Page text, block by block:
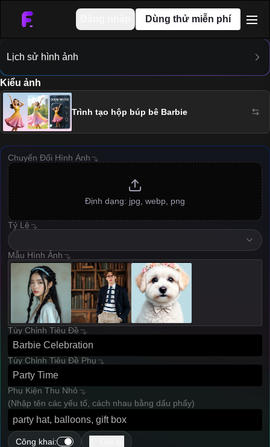
Dùng thử miễn phí
Lịch sử hình ảnh
Kiểu ảnh
Trình tạo hộp búp bê Barbie
Chuyển Đổi Hình Ảnh
Định dạng: jpg, webp, png
Tỷ Lệ
resolution
Mẫu Hình Ảnh
Tùy Chỉnh Tiêu Đề
Tùy Chỉnh Tiêu Đề Phụ
Phụ Kiện Thu Nhỏ
(Nhập tên các yếu tố, cách nhau bằng dấu phẩy)
Công khai: